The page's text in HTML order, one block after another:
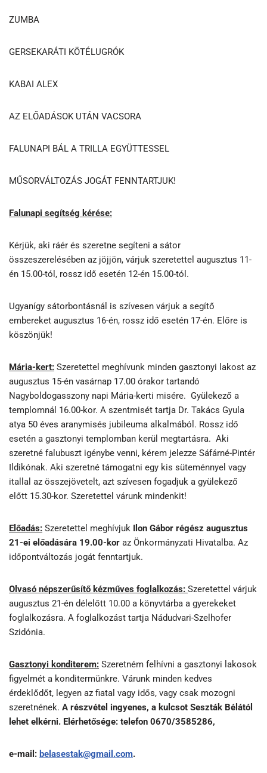
ZUMBA
GERSEKARÁTI KÖTÉLUGRÓK
KABAI ALEX
AZ ELŐADÁSOK UTÁN VACSORA
FALUNAPI BÁL A TRILLA EGYÜTTESSEL
MŰSORVÁLTOZÁS JOGÁT FENNTARTJUK!
Falunapi segítség kérése:
Kérjük, aki ráér és szeretne segíteni a sátor
összeszerelésében az jöjjön, várjuk szeretettel augusztus 11-
én 15.00-tól, rossz idő esetén 12-én 15.00-tól.
Ugyanígy sátorbontásnál is szívesen várjuk a segítő
embereket augusztus 16-én, rossz idő esetén 17-én. Előre is
köszönjük!
Mária-kert: Szeretettel meghívunk minden gasztonyi lakost az
augusztus 15-én vasárnap 17.00 órakor tartandó
Nagyboldogasszony napi Mária-kerti misére. Gyülekező a
templomnál 16.00-kor. A szentmisét tartja Dr. Takács Gyula
atya 50 éves aranymisés jubileuma alkalmából. Rossz idő
esetén a gasztonyi templomban kerül megtartásra. Aki
szeretné falubuszt igénybe venni, kérem jelezze Sáfárné-Pintér
Ildikónak. Aki szeretné támogatni egy kis süteménnyel vagy
itallal az összejövetelt, azt szívesen fogadjuk a gyülekező
előtt 15.30-kor. Szeretettel várunk mindenkit!
Előadás: Szeretettel meghívjuk
Ilon Gábor régész augusztus
21-ei előadására 19.00-kor az Önkormányzati Hivatalba. Az
időpontváltozás jogát fenntartjuk.
Olvasó népszerűsítő kézműves foglalkozás: Szeretettel várjuk
augusztus 21-én délelőtt 10.00 a könyvtárba a gyerekeket
foglalkozásra. A foglalkozást tartja Nádudvari-Szelhofer
Szidónia.
Gasztonyi konditerem: Szeretném felhívni a gasztonyi lakosok
figyelmét a konditermünkre. Várunk minden kedves
érdeklődőt, legyen az fiatal vagy idős, vagy csak mozogni
szeretnének. A részvétel ingyenes, a kulcsot Seszták Bélától
lehet elkérni. Elérhetősége: telefon 0670/3585286,
e-mail: belasestak@gmail.com.